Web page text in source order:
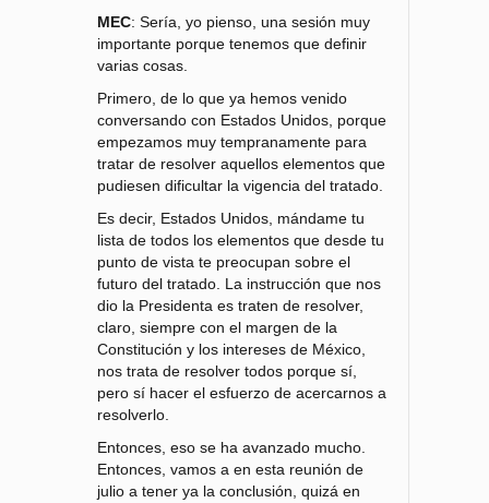
MEC: Sería, yo pienso, una sesión muy
importante porque tenemos que definir
varias cosas.
Primero, de lo que ya hemos venido
conversando con Estados Unidos, porque
empezamos muy tempranamente para
tratar de resolver aquellos elementos que
pudiesen dificultar la vigencia del tratado.
Es decir, Estados Unidos, mándame tu
lista de todos los elementos que desde tu
punto de vista te preocupan sobre el
futuro del tratado. La instrucción que nos
dio la Presidenta es traten de resolver,
claro, siempre con el margen de la
Constitución y los intereses de México,
nos trata de resolver todos porque sí,
pero sí hacer el esfuerzo de acercarnos a
resolverlo.
Entonces, eso se ha avanzado mucho.
Entonces, vamos a en esta reunión de
julio a tener ya la conclusión, quizá en